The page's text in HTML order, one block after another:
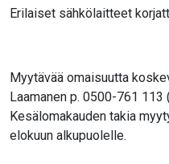
Erilaiset sähkölaitteet
Myytävää omaisuutta
Laamanen p. 0500-761 113
Kesälomakauden takia
elokuun alkupuolelle.